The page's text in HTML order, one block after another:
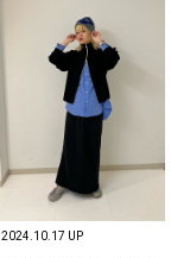
2024.10.17 UP